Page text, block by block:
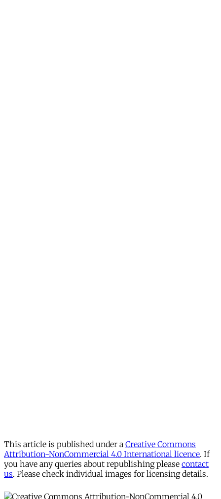
This article is published under a Creative Commons
Attribution-NonCommercial 4.0 International licence. If
you have any queries about republishing please contact
us. Please check individual images for licensing details.